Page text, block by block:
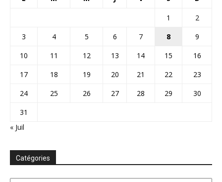
1
2
3
4 5 6 7 8
9
10
11 12 13 14 15
16
17
18 19 20 21 22
23
24
25 26 27 28 29
30
31
« Juil
Catégories
Catégories